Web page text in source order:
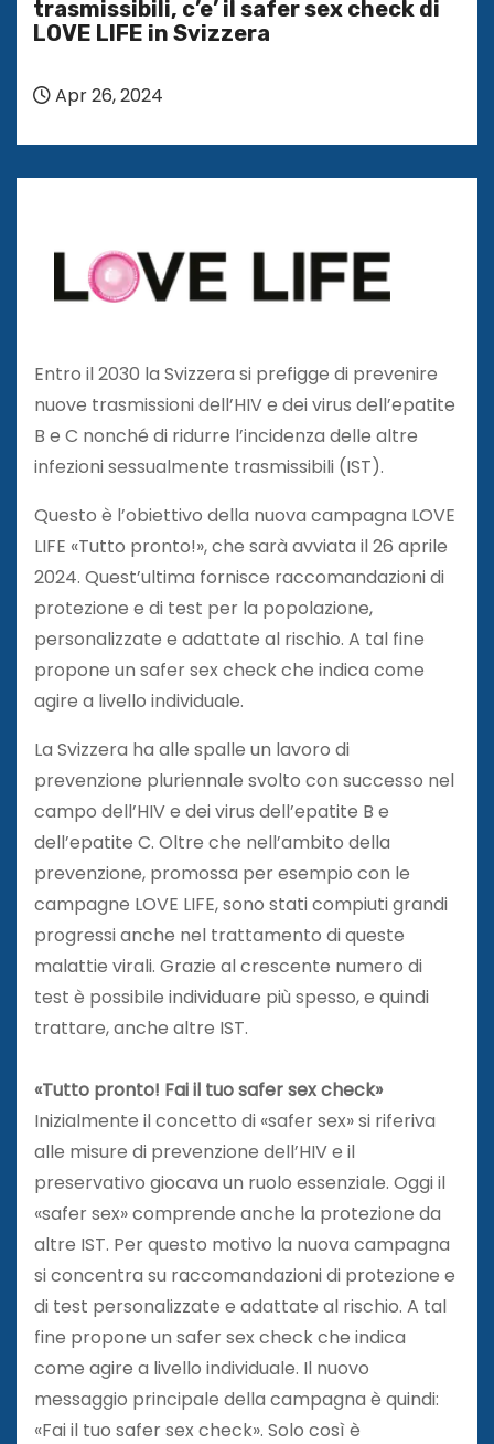
trasmissibili, c’e’ il safer sex check di
LOVE LIFE in Svizzera
Apr 26, 2024
Entro il 2030 la Svizzera si prefigge di prevenire
nuove trasmissioni dell’HIV e dei virus dell’epatite
B e C nonché di ridurre l’incidenza delle altre
infezioni sessualmente trasmissibili (IST).
Questo è l’obiettivo della nuova campagna LOVE
LIFE «Tutto pronto!», che sarà avviata il 26 aprile
2024. Quest’ultima fornisce raccomandazioni di
protezione e di test per la popolazione,
personalizzate e adattate al rischio. A tal fine
propone un safer sex check che indica come
agire a livello individuale.
La Svizzera ha alle spalle un lavoro di
prevenzione pluriennale svolto con successo nel
campo dell’HIV e dei virus dell’epatite B e
dell’epatite C. Oltre che nell’ambito della
prevenzione, promossa per esempio con le
campagne LOVE LIFE, sono stati compiuti grandi
progressi anche nel trattamento di queste
malattie virali. Grazie al crescente numero di
test è possibile individuare più spesso, e quindi
trattare, anche altre IST.
«Tutto pronto! Fai il tuo safer sex check»
Inizialmente il concetto di «safer sex» si riferiva
alle misure di prevenzione dell’HIV e il
preservativo giocava un ruolo essenziale. Oggi il
«safer sex» comprende anche la protezione da
altre IST. Per questo motivo la nuova campagna
si concentra su raccomandazioni di protezione e
di test personalizzate e adattate al rischio. A tal
fine propone un safer sex check che indica
come agire a livello individuale. Il nuovo
messaggio principale della campagna è quindi:
«Fai il tuo safer sex check». Solo così è